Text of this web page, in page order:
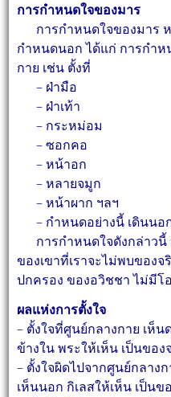
การกำหนดใจของมาร
การกำหนดใจของมาร ห
กำหนดนอก ได้แก่ การกำห
กาย เช่น ตั้งที่
– ฝ่ามือ
– ฝ่าเท้า
– กระหม่อม
– ซอกคอ
– หน้าอก
– หลายจมูก
– หน้าผาก ฯลฯ
– กำหนดอย่างนี้ เดินนอก
การกำหนดใจดังกล่าวนี้
ของเขาที่เราจะไม่พบของจ
ปกครอง ของอวิชชา ไม่มีโ
ผลแห่งการตั้งใจ
– ตั้งใจที่ศูนย์กลางกาย เห็
ข้างใน พระให้เห็น เป็นของ
– ตั้งใจผิดไปจากศูนย์กลาง
เห็นนอก กิเลสให้เห็น เป็น